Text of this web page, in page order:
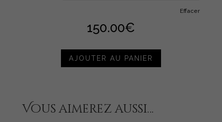
Effacer
150.00€
AJOUTER AU PANIER
Vous aimerez aussi…